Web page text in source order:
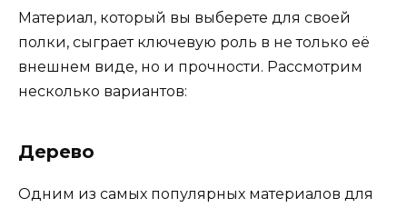
Материал, который вы выберете для своей
полки, сыграет ключевую роль в не только её
внешнем виде, но и прочности. Рассмотрим
несколько вариантов:
Дерево
Одним из самых популярных материалов для